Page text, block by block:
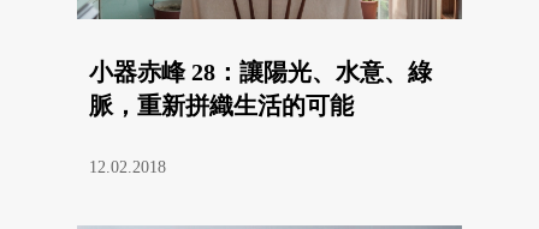
小器赤峰 28：讓陽光、水意、綠
脈，重新拼織生活的可能
12.02.2018